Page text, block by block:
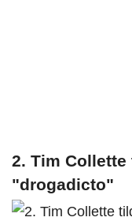
2. Tim
"drogadicto"